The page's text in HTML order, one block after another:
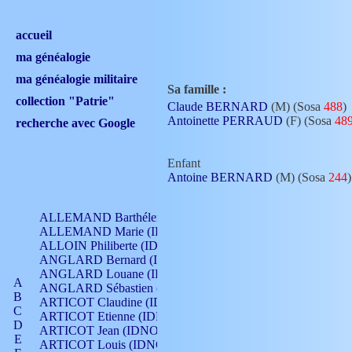
accueil
ma généalogie
ma généalogie militaire
collection "Patrie"
recherche avec Google
A
B
C
D
E
ALLEMAND Barthélemy (IDNO 330)
ALLEMAND Marie (IDNO 165)
ALLOIN Philiberte (IDNO 449)
ANGLARD Bernard (IDNO 4)
ANGLARD Louane (IDNO 4)
ANGLARD Sébastien (IDNO 4)
ARTICOT Claudine (IDNO 105)
ARTICOT Etienne (IDNO 420)
ARTICOT Jean (IDNO 210)
ARTICOT Louis (IDNO 420)
Sa famille :
Claude BERNARD (M) (Sosa 488)
Antoinette PERRAUD (F) (Sosa
Enfant
Antoine BERNARD (M) (Sosa 244)